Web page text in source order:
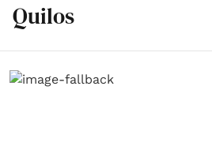
Quilos